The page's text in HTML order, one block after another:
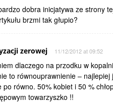
dobra inicjatywa ze strony
brzmi tak głupio?
zerowej 11/12/2012 at 09:52
dlaczego na przodku w
to równouprawnienie –
po równo. 50% kobiet i 50 %
towarzyszko !!